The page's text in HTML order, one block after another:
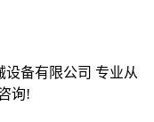
设备有限公司 专业从
询!